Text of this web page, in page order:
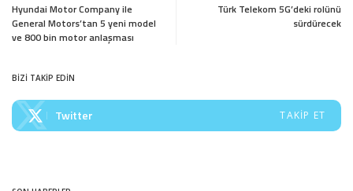
Hyundai Motor Company ile
General Motors’tan 5 yeni model
ve 800 bin motor anlaşması
Türk Telekom 5G’deki rolünü
sürdürecek
BİZİ TAKİP EDİN
Twitter TAKIP ET